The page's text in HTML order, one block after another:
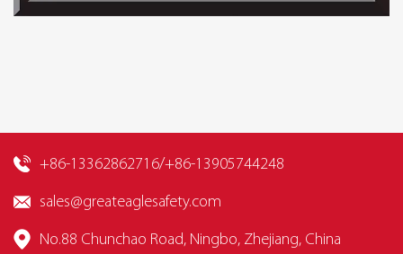
+86-13362862716/+86-13905744248
sales@greateaglesafety.com
No.88 Chunchao Road, Ningbo, Zhejiang, China